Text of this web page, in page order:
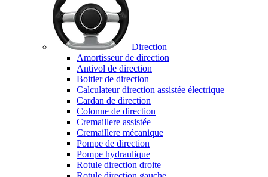
Direction
Amortisseur de direction
Antivol de direction
Boitier de direction
Calculateur direction assistée électrique
Cardan de direction
Colonne de direction
Cremaillere assistée
Cremaillere mécanique
Pompe de direction
Pompe hydraulique
Rotule direction droite